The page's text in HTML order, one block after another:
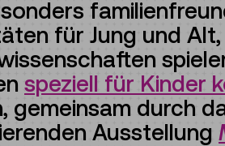
für Jung und Alt,
speziell für Kinder
gemeinsam durch
Ausstellung